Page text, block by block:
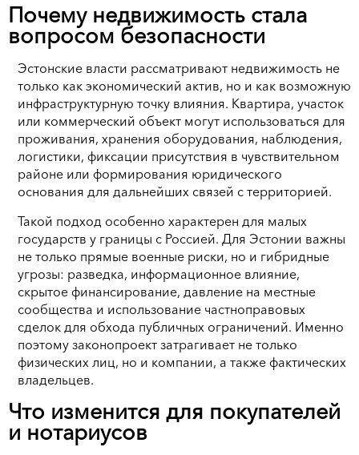
Почему недвижимость стала
вопросом безопасности
Эстонские власти рассматривают недвижимость не
только как экономический актив, но и как возможную
инфраструктурную точку влияния. Квартира, участок
или коммерческий объект могут использоваться для
проживания, хранения оборудования, наблюдения,
логистики, фиксации присутствия в чувствительном
районе или формирования юридического
основания для дальнейших связей с территорией.
Такой подход особенно характерен для малых
государств у границы с Россией. Для Эстонии важны
не только прямые военные риски, но и гибридные
угрозы: разведка, информационное влияние,
скрытое финансирование, давление на местные
сообщества и использование частноправовых
сделок для обхода публичных ограничений. Именно
поэтому законопроект затрагивает не только
физических лиц, но и компании, а также фактических
владельцев.
Что изменится для покупателей
и нотариусов